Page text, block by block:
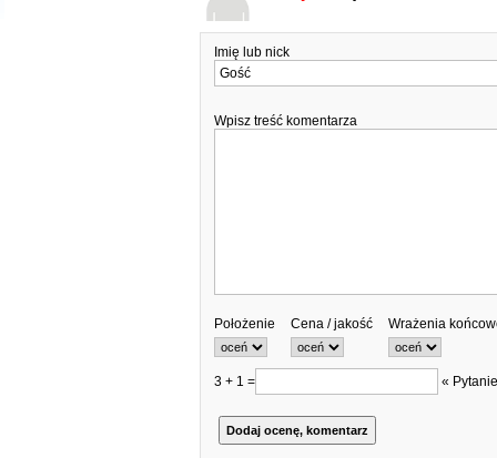
Imię lub nick
Wpisz treść komentarza
Położenie Cena / jakość Wrażenia
3 + 1 = «